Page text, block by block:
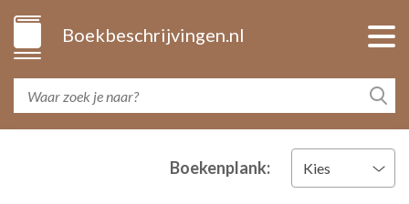
Boekbeschrijvingen.nl
Boekenplank: Kies